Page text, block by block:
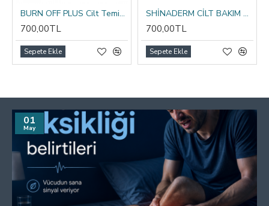
BURN OFF PLUS Cilt Temizleme Solüsyonu 1000 ML
700,00TL
Sepete Ekle
SHİNADERM CİLT BAKIM VE ÇATLAK KREMİ 100ml
700,00TL
Sepete Ekle
01
May